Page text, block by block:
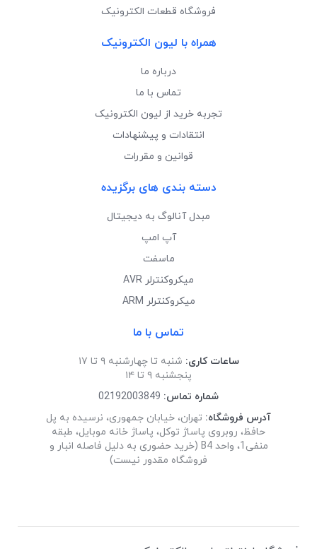
فروشگاه قطعات الکترونیک
همراه با لیون الکترونیک
درباره ما
تماس با ما
تجربه خرید از لیون الکترونیک
انتقادات و پیشنهادات
قوانین و مقررات
دسته بندی های برگزیده
مبدل آنالوگ به دیجیتال
آپ امپ
ماسفت
میکروکنترلر AVR
میکروکنترلر ARM
تماس با ما
ساعات کاری: شنبه تا چهارشنبه ۹ تا ۱۷
پنجشنبه ۹ تا ۱۴
شماره تماس: 02192003849
آدرس فروشگاه: تهران، خیابان جمهوری، نرسیده به پل
حافظ، روبروی پاساژ توکل، پاساژ خانه موبایل، طبقه
منفی1، واحد B4 (خرید حضوری به دلیل فاصله انبار و
فروشگاه مقدور نیست)